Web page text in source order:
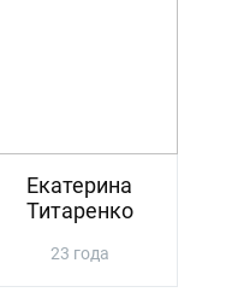
Екатерина
Титаренко
23 года